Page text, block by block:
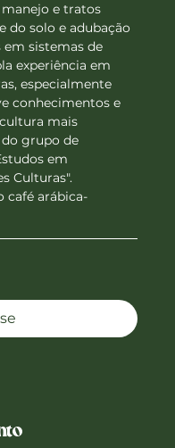
manejo e tratos
do solo e adubação
sistemas de
experiência em
especialmente
conhecimentos e
mais
grupo de
em
Culturas".
café arábica-